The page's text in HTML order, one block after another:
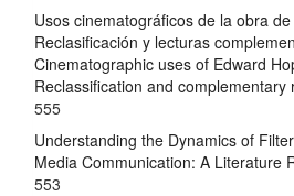
Usos cinematográficos de la obra
Reclasificación y lecturas
Cinematographic uses of Edward
Reclassification and complementary
555
Understanding the Dynamics of
Media Communication: A Literature
553